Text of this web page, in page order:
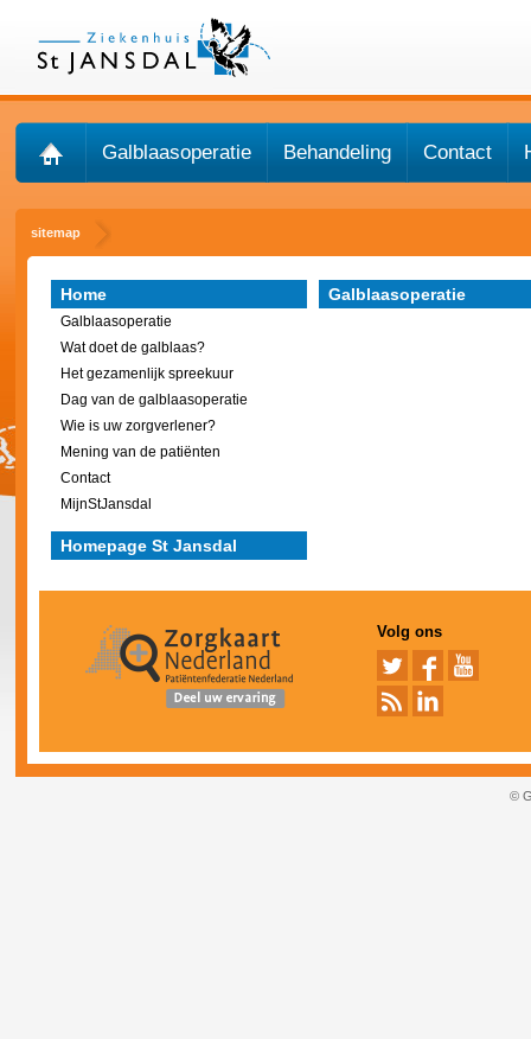
Galblaasoperatie Behandeling Contact
sitemap
Home
Galblaasoperatie
Wat doet de galblaas?
Het gezamenlijk spreekuur
Dag van de galblaasoperatie
Wie is uw zorgverlener?
Mening van de patiënten
Contact
MijnStJansdal
Homepage St Jansdal
Galblaasoperatie
Volg ons
©